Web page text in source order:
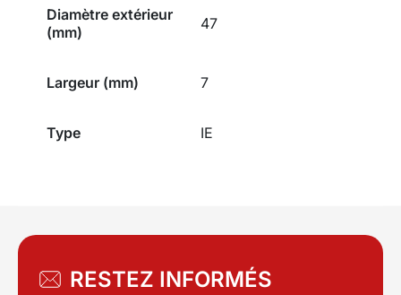
Diamètre extérieur
(mm)
47
Largeur (mm) 7
Type IE
RESTEZ INFORMÉS